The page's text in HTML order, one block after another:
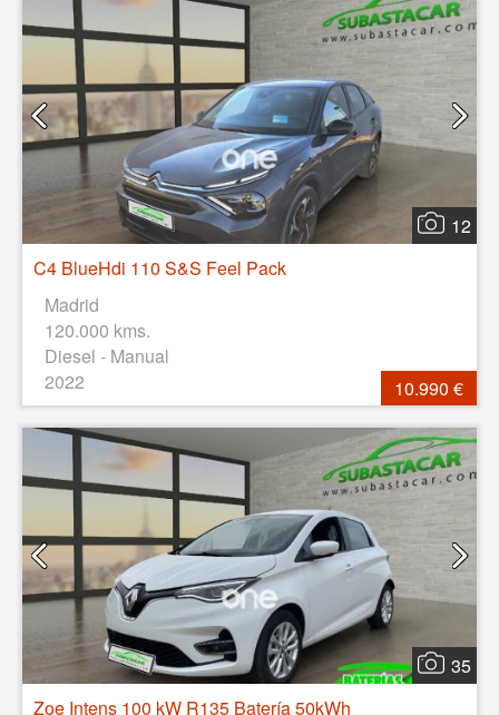
12
C4 BlueHdi 110 S&S Feel Pack
Madrid
120.000 kms.
Diesel - Manual
2022
10.990 €
35
Zoe Intens 100 kW R135 Batería 50kWh